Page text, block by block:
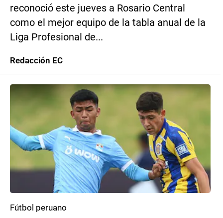
reconoció este jueves a Rosario Central
como el mejor equipo de la tabla anual de la
Liga Profesional de...
Redacción EC
Fútbol peruano